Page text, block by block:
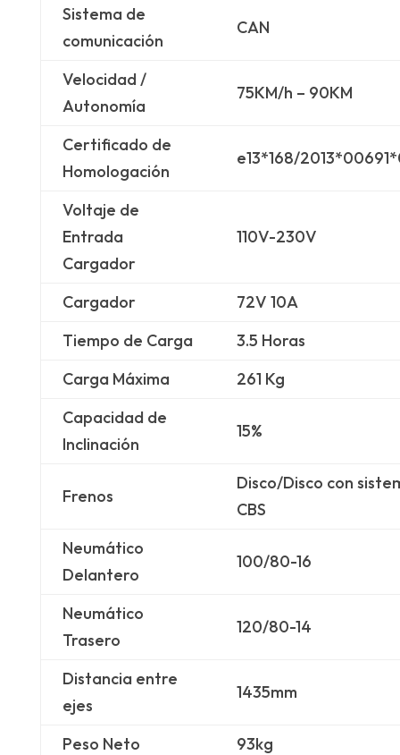
Sistema de
comunicación
CAN
Velocidad /
Autonomía
75KM/h – 90KM
Certificado de
Homologación
e13*168/
Voltaje de
Entrada
Cargador
110V-230V
Cargador
72V 10A
Tiempo de Carga
3.5 Horas
Carga Máxima
261 Kg
Capacidad de
Inclinación
15%
Frenos
Disco/Disco con
CBS
Neumático
Delantero
100/80-16
Neumático
Trasero
120/80-14
Distancia entre
ejes
1435mm
Peso Neto
93kg